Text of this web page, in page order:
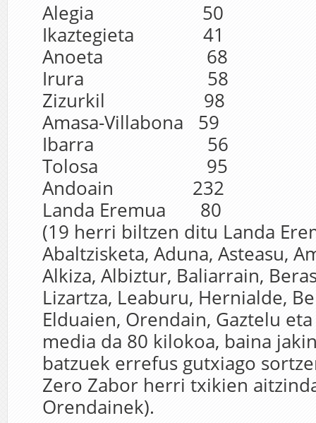
Alegia 50
Ikaztegieta 41
Anoeta 68
Irura 58
Zizurkil 98
Amasa-Villabona 59
Ibarra 56
Tolosa 95
Andoain 232
Landa Eremua 80
(19 herri biltzen ditu Landa
Abaltzisketa, Aduna, Asteasu,
Alkiza, Albiztur, Baliarrain,
Lizartza, Leaburu, Hernialde,
Elduaien, Orendain, Gaztelu
media da 80 kilokoa, baina
batzuek errefus gutxiago
Zero Zabor herri txikien
Orendainek).